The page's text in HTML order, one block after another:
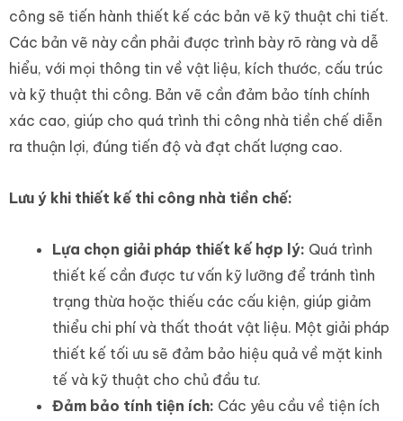
công sẽ tiến hành thiết kế các bản vẽ kỹ thuật chi tiết.
Các bản vẽ này cần phải được trình bày rõ ràng và dễ
hiểu, với mọi thông tin về vật liệu, kích thước, cấu trúc
và kỹ thuật thi công. Bản vẽ cần đảm bảo tính chính
xác cao, giúp cho quá trình thi công nhà tiền chế diễn
ra thuận lợi, đúng tiến độ và đạt chất lượng cao.
Lưu ý khi thiết kế thi công nhà tiền chế:
Lựa chọn giải pháp thiết kế hợp lý: Quá trình
thiết kế cần được tư vấn kỹ lưỡng để tránh tình
trạng thừa hoặc thiếu các cấu kiện, giúp giảm
thiểu chi phí và thất thoát vật liệu. Một giải pháp
thiết kế tối ưu sẽ đảm bảo hiệu quả về mặt kinh
tế và kỹ thuật cho chủ đầu tư.
Đảm bảo tính tiện ích: Các yêu cầu về tiện ích